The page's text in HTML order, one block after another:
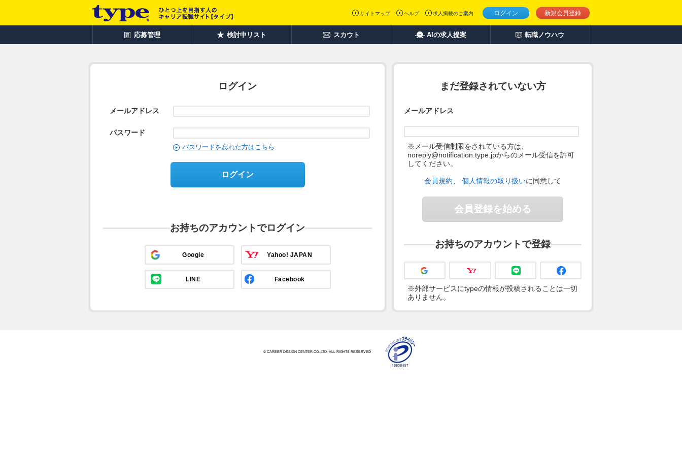
ログイン 新規会員登録
サイトマップ ヘルプ 求人掲載のご案内
応募管理 検討中リスト スカウト AIの求人提案 転職ノウハウ
ログイン
メールアドレス
パスワード
パスワードを忘れた方はこちら
ログイン
お持ちのアカウントでログイン
Google Yahoo! JAPAN
LINE Facebook
まだ登録されていない方
メールアドレス
※メール受信制限をされている方は、
noreply@notification.type.jpからのメール受信を許可
してください。
会員規約 個人情報の取り扱いに同意して
会員登録を始める
お持ちのアカウントで登録
※外部サービスにtypeの情報が投稿されることは一切
ありません。
© CAREER DESIGN CENTER CO.,LTD. ALL RIGHTS RESERVED